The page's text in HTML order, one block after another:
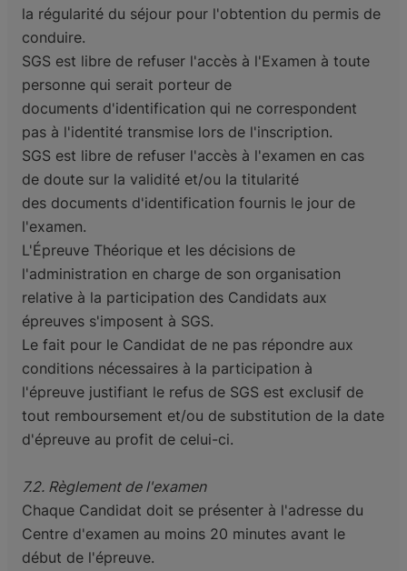
la régularité du séjour pour l'obtention du permis de
conduire.
SGS est libre de refuser l'accès à l'Examen à toute
personne qui serait porteur de
documents d'identification qui ne correspondent
pas à l'identité transmise lors de l'inscription.
SGS est libre de refuser l'accès à l'examen en cas
de doute sur la validité et/ou la titularité
des documents d'identification fournis le jour de
l'examen.
L'Épreuve Théorique et les décisions de
l'administration en charge de son organisation
relative à la participation des Candidats aux
épreuves s'imposent à SGS.
Le fait pour le Candidat de ne pas répondre aux
conditions nécessaires à la participation à
l'épreuve justifiant le refus de SGS est exclusif de
tout remboursement et/ou de substitution de la date
d'épreuve au profit de celui-ci.
7.2. Règlement de l'examen
Chaque Candidat doit se présenter à l'adresse du
Centre d'examen au moins 20 minutes avant le
début de l'épreuve.